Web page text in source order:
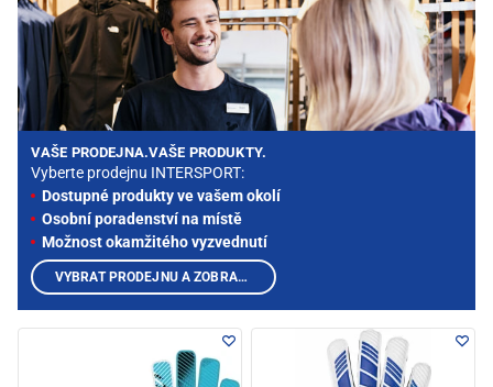
VAŠE PRODEJNA.VAŠE PRODUKTY.
Vyberte prodejnu INTERSPORT:
Dostupné produkty ve vašem okolí
Osobní poradenství na místě
Možnost okamžitého vyzvednutí
VYBRAT PRODEJNU A ZOBRAZIT PRODUKTY